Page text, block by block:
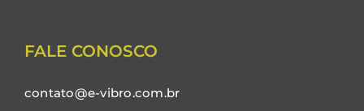
FALE CONOSCO
contato@e-vibro.com.br